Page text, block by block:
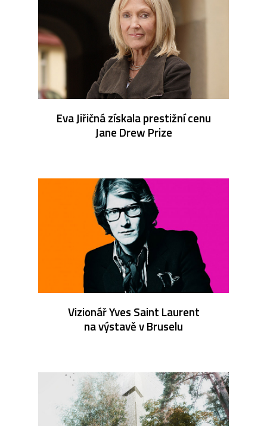
Eva Jiřičná získala prestižní cenu
Jane Drew Prize
Vizionář Yves Saint Laurent
na výstavě v Bruselu